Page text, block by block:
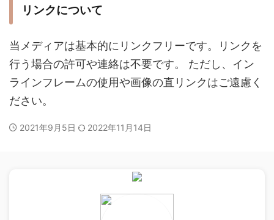
リンクについて
当メディアは基本的にリンクフリーです。リンクを
行う場合の許可や連絡は不要です。 ただし、イン
ラインフレームの使用や画像の直リンクはご遠慮く
ださい。
2021年9月5日 2022年11月14日